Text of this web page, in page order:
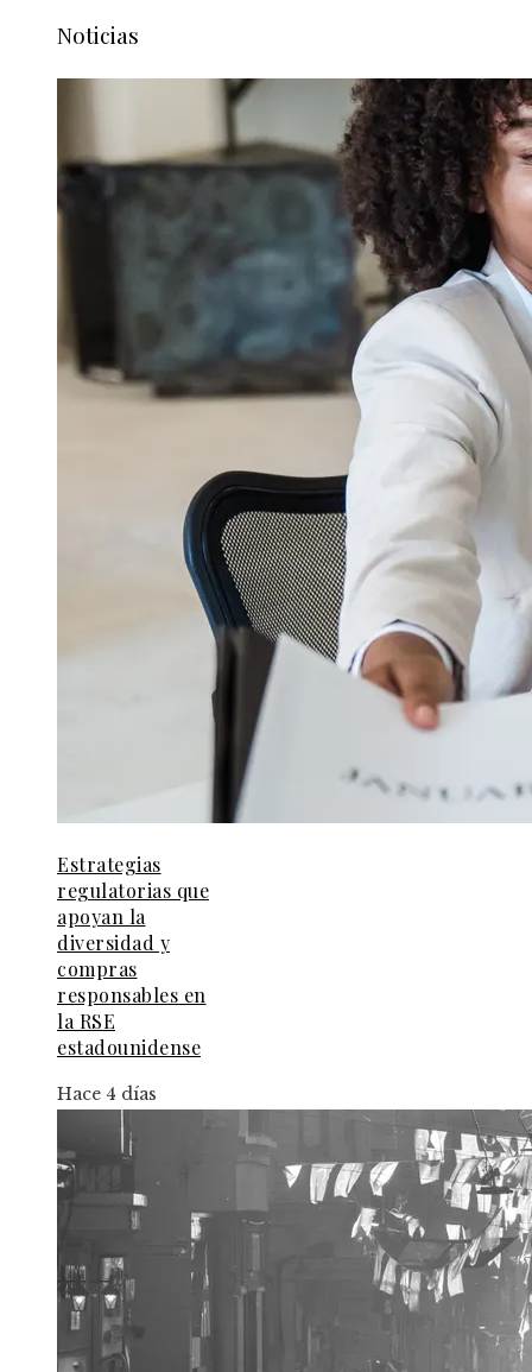
Noticias
Estrategias
regulatorias que
apoyan la
diversidad y
compras
responsables en
la RSE
estadounidense
Hace 4 días